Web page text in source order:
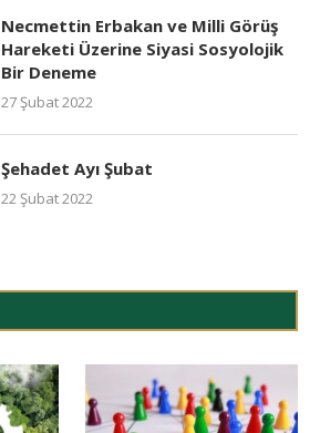
Necmettin Erbakan ve Milli Görüş
Hareketi Üzerine Siyasi Sosyolojik
Bir Deneme
27 Şubat 2022
Şehadet Ayı Şubat
22 Şubat 2022